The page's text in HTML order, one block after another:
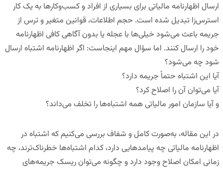
ارسال اظهارنامه مالیاتی برای بسیاری از افراد و کسب‌وکارها به یک کار
استرس‌زا تبدیل شده است. حجم اطلاعات، قوانین متغیر و ترس از
جریمه باعث می‌شود خیلی‌ها با عجله یا بدون آگاهی کافی اظهارنامه
خود را ارسال کنند. اما سؤال مهم اینجاست: اگر اظهارنامه اشتباه ارسال
شود چه می‌شود؟
آیا این اشتباه حتماً جریمه دارد؟
آیا می‌توان آن را اصلاح کرد؟
و آیا سازمان امور مالیاتی همه اشتباه‌ها را تخلف می‌داند؟
در این مقاله، به‌صورت کامل و شفاف بررسی می‌کنیم که اشتباه در
اظهارنامه مالیاتی چه پیامدهایی دارد، کدام اشتباه‌ها خطرناک‌ترند، چه
زمانی امکان اصلاح وجود دارد و چگونه می‌توان ریسک جریمه‌های